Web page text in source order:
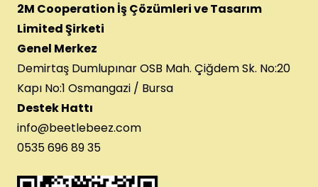
2M Cooperation İş Çözümleri ve Tasarım
Limited Şirketi
Genel Merkez
Demirtaş Dumlupınar OSB Mah. Çiğdem Sk. No:20
Kapı No:1 Osmangazi / Bursa
Destek Hattı
info@beetlebeez.com
0535 696 89 35